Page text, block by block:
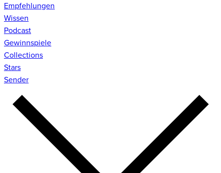
Empfehlungen
Wissen
Podcast
Gewinnspiele
Collections
Stars
Sender